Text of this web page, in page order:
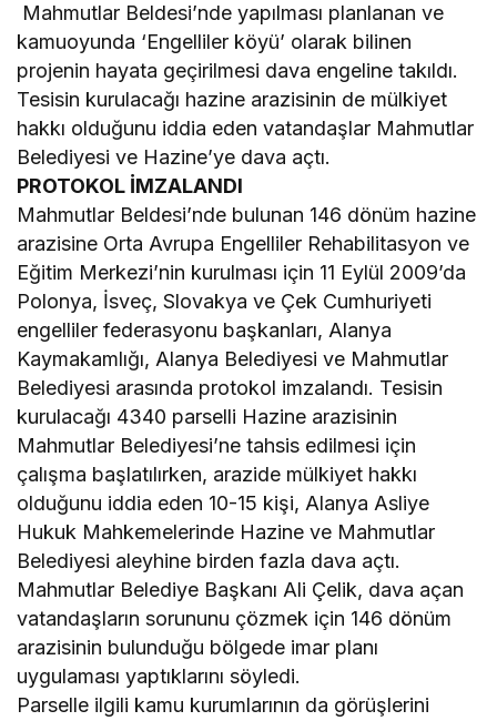
Mahmutlar Beldesi’nde yapılması planlanan ve
kamuoyunda ‘Engelliler köyü’ olarak bilinen
projenin hayata geçirilmesi dava engeline takıldı.
Tesisin kurulacağı hazine arazisinin de mülkiyet
hakkı olduğunu iddia eden vatandaşlar Mahmutlar
Belediyesi ve Hazine’ye dava açtı.
PROTOKOL İMZALANDI
Mahmutlar Beldesi’nde bulunan 146 dönüm hazine
arazisine Orta Avrupa Engelliler Rehabilitasyon ve
Eğitim Merkezi’nin kurulması için 11 Eylül 2009’da
Polonya, İsveç, Slovakya ve Çek Cumhuriyeti
engelliler federasyonu başkanları, Alanya
Kaymakamlığı, Alanya Belediyesi ve Mahmutlar
Belediyesi arasında protokol imzalandı. Tesisin
kurulacağı 4340 parselli Hazine arazisinin
Mahmutlar Belediyesi’ne tahsis edilmesi için
çalışma başlatılırken, arazide mülkiyet hakkı
olduğunu iddia eden 10-15 kişi, Alanya Asliye
Hukuk Mahkemelerinde Hazine ve Mahmutlar
Belediyesi aleyhine birden fazla dava açtı.
Mahmutlar Belediye Başkanı Ali Çelik, dava açan
vatandaşların sorununu çözmek için 146 dönüm
arazisinin bulunduğu bölgede imar planı
uygulaması yaptıklarını söyledi.
Parselle ilgili kamu kurumlarının da görüşlerini